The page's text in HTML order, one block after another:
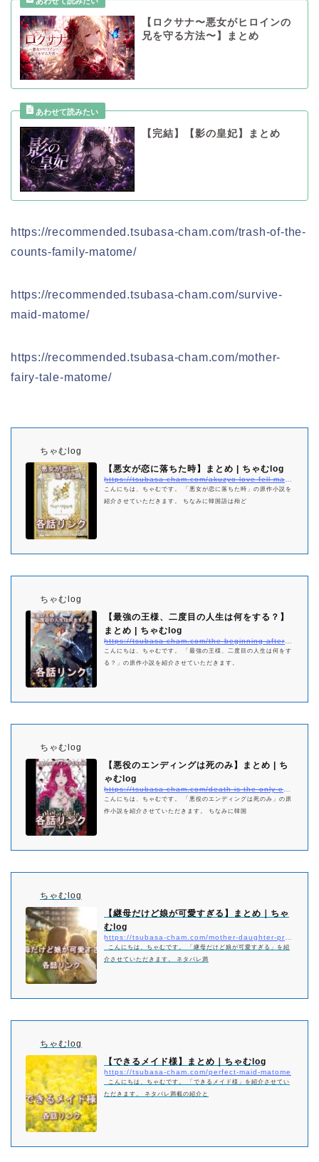
【ロクサナ〜悪女がヒロインの
兄を守る方法〜】まとめ
【完結】【影の皇妃】まとめ
https://recommended.tsubasa-cham.com/trash-of-the-
counts-family-matome/
https://recommended.tsubasa-cham.com/survive-
maid-matome/
https://recommended.tsubasa-cham.com/mother-
fairy-tale-matome/
ちゃむlog
【悪女が恋に落ちた時】まとめ | ちゃむlog
こんにちは、ちゃむです。 「悪女が恋に落ちた時」の原作小説を
紹介させていただきます。 ちなみに韓国語は殆ど
ちゃむlog
【最強の王様、二度目の人生は何をする？】
まとめ | ちゃむlog
こんにちは、ちゃむです。 「最強の王様、二度目の人生は何をす
る？」の原作小説を紹介させていただきます。
ちゃむlog
【悪役のエンディングは死のみ】まとめ | ち
ゃむlog
こんにちは、ちゃむです。 「悪役のエンディングは死のみ」の原
作小説を紹介させていただきます。 ちなみに韓国
ちゃむlog
【継母だけど娘が可愛すぎる】まとめ｜ちゃ
むlog
こんにちは、ちゃむです。 「継母だけど娘が可愛すぎる」を紹
介させていただきます。 ネタバレ満
ちゃむlog
【できるメイド様】まとめ｜ちゃむlog
https://tsubasa-cham.com/perfect-maid-matome
こんにちは、ちゃむです。 「できるメイド様」を紹介させてい
ただきます。 ネタバレ満載の紹介と